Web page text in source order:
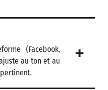
(Facebook,
au ton et au